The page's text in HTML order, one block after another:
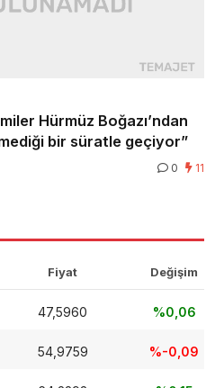
Hürmüz Boğazı’ndan
bir süratle geçiyor”
0 11
Fiyat Değişim
47,5960 %0,06
54,9759 %-0,09